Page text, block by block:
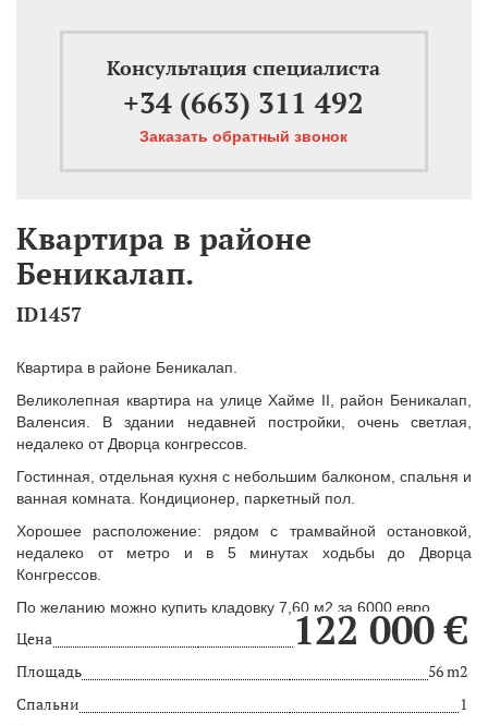
Консультация специалиста
+34 (663) 311 492
Заказать обратный звонок
Квартира в районе
Беникалап.
ID1457
Квартира в районе Беникалап.
Великолепная квартира на улице Хайме II, район Беникалап,
Валенсия. В здании недавней постройки, очень светлая,
недалеко от Дворца конгрессов.
Гостинная, отдельная кухня с небольшим балконом, спальня и
ванная комната. Кондиционер, паркетный пол.
Хорошее расположение: рядом с трамвайной остановкой,
недалеко от метро и в 5 минутах ходьбы до Дворца
Конгрессов.
По желанию можно купить кладовку 7,60 м2 за 6000 евро.
Цена 122 000 €
Площадь
56 m2
Спальни
1